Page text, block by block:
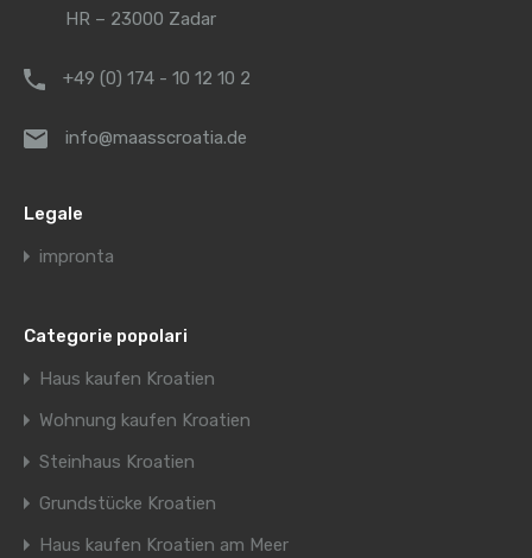
HR – 23000 Zadar
+49 (0) 174 - 10 12 10 2
info@maasscroatia.de
Legale
impronta
Categorie popolari
Haus kaufen Kroatien
Wohnung kaufen Kroatien
Steinhaus Kroatien
Grundstücke Kroatien
Haus kaufen Kroatien am Meer